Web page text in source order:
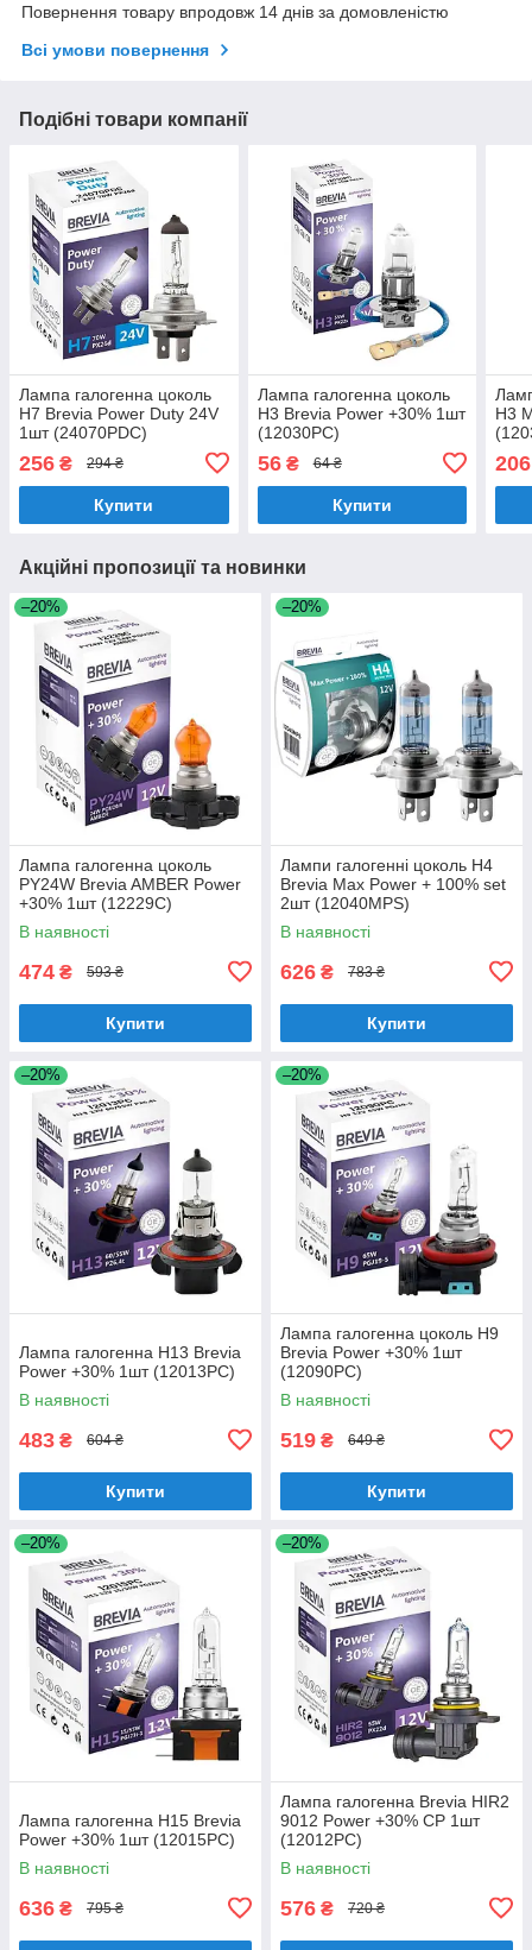
Повернення товару впродовж 14 днів за домовленістю
Всі умови повернення
Подібні товари компанії
Лампа галогенна цоколь
H7 Brevia Power Duty 24V
1шт (24070PDC)
256 ₴ 294 ₴
Купити
Лампа галогенна цоколь
H3 Brevia Power +30% 1шт
(12030PC)
56₴ 64 ₴
Купити
H3
206
Акційні пропозиції та новинки
–20%
Лампа галогенна цоколь
PY24W Brevia AMBER Power
+30% 1шт (12229C)
В наявності
474 ₴ 593 ₴
Купити
–20%
Лампи галогенні цоколь H4
Brevia Max Power + 100% set
2шт (12040MPS)
В наявності
626 ₴ 783 ₴
Купити
–20%
Лампа галогенна H13 Brevia
Power +30% 1шт (12013PC)
В наявності
483 ₴ 604 ₴
Купити
–20%
Лампа галогенна цоколь H9
Brevia Power +30% 1шт
(12090PC)
В наявності
519 ₴ 649 ₴
Купити
–20%
Лампа галогенна H15 Brevia
Power +30% 1шт (12015PC)
В наявності
636 ₴ 795 ₴
–20%
Лампа галогенна Brevia HIR2
9012 Power +30% CP 1шт
(12012PC)
В наявності
576 ₴ 720 ₴